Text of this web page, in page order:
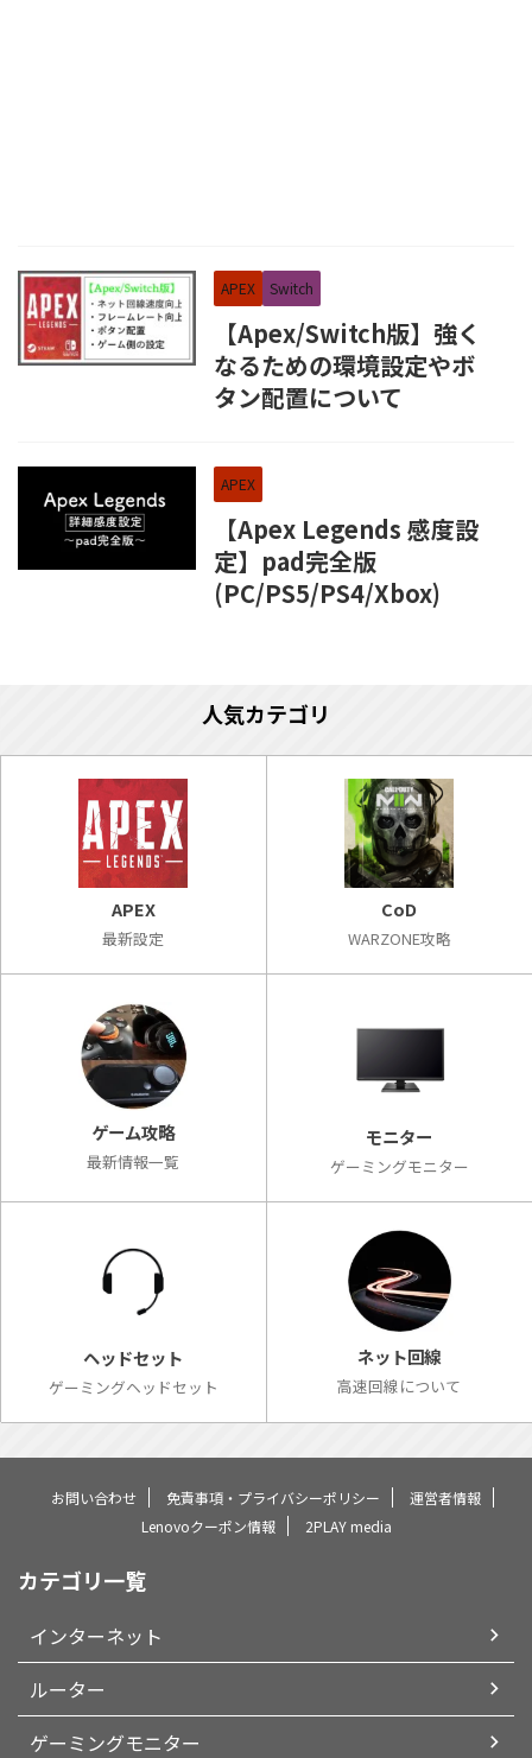
APEX Switch
【Apex/Switch版】強く
なるための環境設定やボ
タン配置について
APEX
【Apex Legends 感度設
定】pad完全版
(PC/PS5/PS4/Xbox)
人気カテゴリ
APEX
最新設定
CoD
WARZONE攻略
ゲーム攻略
最新情報一覧
モニター
ゲーミングモニター
ヘッドセット
ゲーミングヘッドセット
ネット回線
高速回線について
お問い合わせ 免責事項・プライバシーポリシー
運営者情報
Lenovoクーポン情報
2PLAY media
カテゴリ一覧
インターネット
ルーター
ゲーミングモニター